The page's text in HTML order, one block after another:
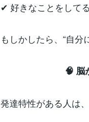
✔ 好きなことをして
もしかしたら、“自分
🧠 脳
発達特性がある人は